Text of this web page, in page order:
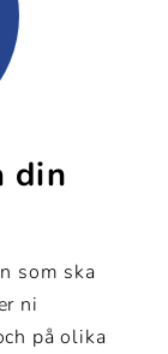
din
som ska
ni
på olika